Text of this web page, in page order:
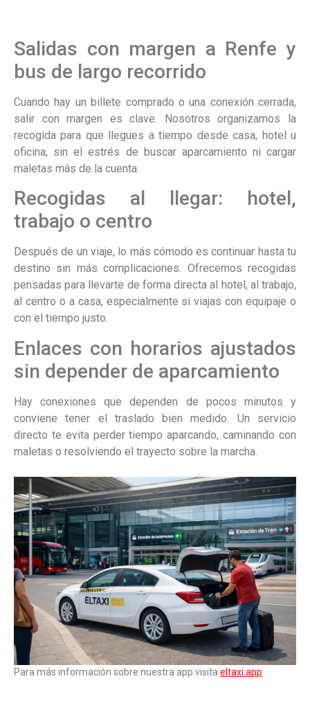
Salidas con margen a Renfe y
bus de largo recorrido
Cuando hay un billete comprado o una conexión cerrada,
salir con margen es clave. Nosotros organizamos la
recogida para que llegues a tiempo desde casa, hotel u
oficina, sin el estrés de buscar aparcamiento ni cargar
maletas más de la cuenta.
Recogidas al llegar: hotel,
trabajo o centro
Después de un viaje, lo más cómodo es continuar hasta tu
destino sin más complicaciones. Ofrecemos recogidas
pensadas para llevarte de forma directa al hotel, al trabajo,
al centro o a casa, especialmente si viajas con equipaje o
con el tiempo justo.
Enlaces con horarios ajustados
sin depender de aparcamiento
Hay conexiones que dependen de pocos minutos y
conviene tener el traslado bien medido. Un servicio
directo te evita perder tiempo aparcando, caminando con
maletas o resolviendo el trayecto sobre la marcha.
Para más información sobre nuestra app visita eltaxi.app